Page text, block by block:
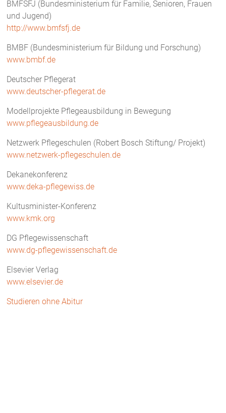
BMFSFJ (Bundesministerium für Familie, Senioren, Frauen
und Jugend)
http://www.bmfsfj.de
BMBF (Bundesministerium für Bildung und Forschung)
www.bmbf.de
Deutscher Pflegerat
www.deutscher-pflegerat.de
Modellprojekte Pflegeausbildung in Bewegung
www.pflegeausbildung.de
Netzwerk Pflegeschulen (Robert Bosch Stiftung/ Projekt)
www.netzwerk-pflegeschulen.de
Dekanekonferenz
www.deka-pflegewiss.de
Kultusminister-Konferenz
www.kmk.org
DG Pflegewissenschaft
www.dg-pflegewissenschaft.de
Elsevier Verlag
www.elsevier.de
Studieren ohne Abitur